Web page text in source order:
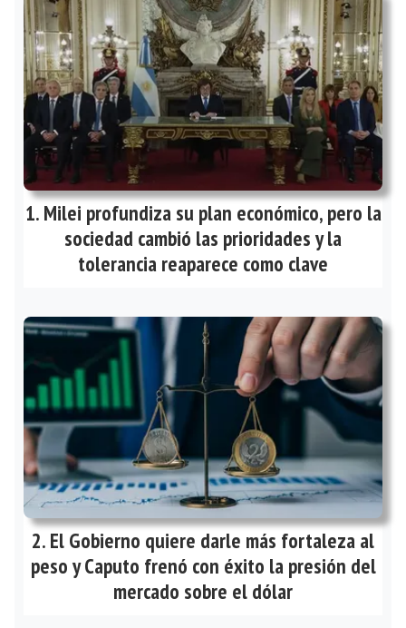
Milei profundiza su plan económico, pero la
sociedad cambió las prioridades y la
tolerancia reaparece como clave
El Gobierno quiere darle más fortaleza al
peso y Caputo frenó con éxito la presión del
mercado sobre el dólar